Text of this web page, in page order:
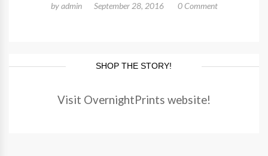
byadmin September 28, 2016 0 Comment
SHOP THE STORY!
Visit OvernightPrints website!